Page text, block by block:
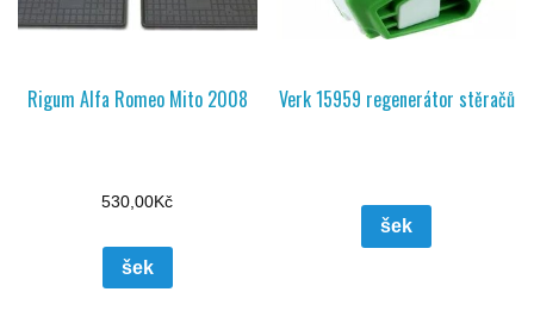
Rigum Alfa Romeo Mito 2008
530,00Kč
šek
Verk 15959 regenerátor stěračů
šek